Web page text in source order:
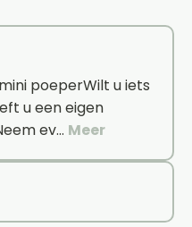
poeperWilt u iets
u een eigen
ev… Meer